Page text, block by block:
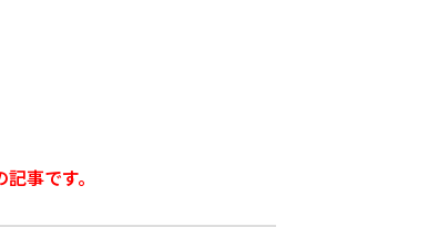
事です。